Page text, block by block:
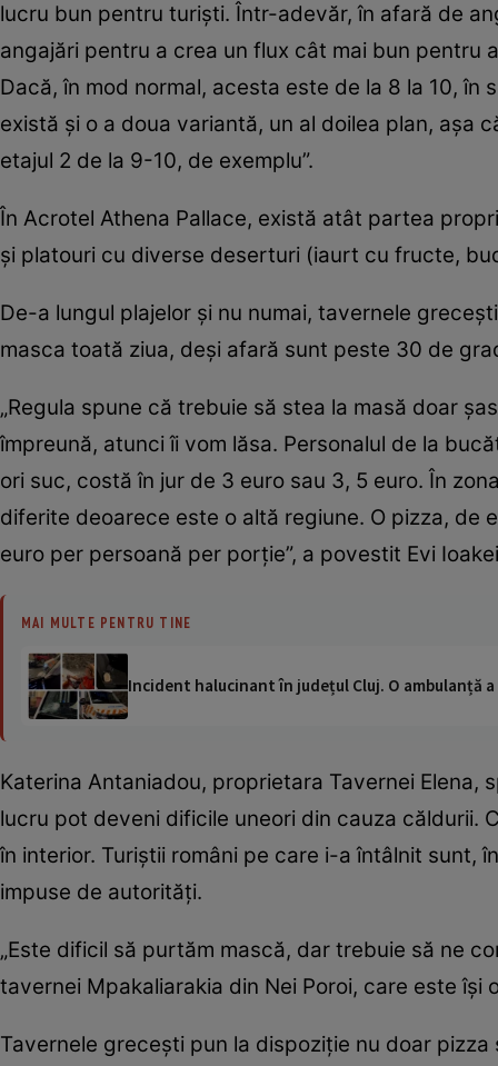
lucru bun pentru turişti. Într-adevăr, în afară de
angajări pentru a crea un flux cât mai bun pentru
Dacă, în mod normal, acesta este de la 8 la 10, în
există şi o a doua variantă, un al doilea plan, aşa
etajul 2 de la 9-10, de exemplu”.
În Acrotel Athena Pallace, există atât partea
şi platouri cu diverse deserturi (iaurt cu fructe,
De-a lungul plajelor şi nu numai, tavernele
masca toată ziua, deşi afară sunt peste 30 de
„Regula spune că trebuie să stea la masă doar
împreună, atunci îi vom lăsa. Personalul de la
ori suc, costă în jur de 3 euro sau 3, 5 euro. În
diferite deoarece este o altă regiune. O pizza,
euro per persoană per porţie”, a povestit Evi
MAI MULTE PENTRU TINE
Incident halucinant în județul Cluj. O ambulanță
Katerina Antaniadou, proprietara Tavernei Elena,
lucru pot deveni dificile uneori din cauza căldurii.
în interior. Turiştii români pe care i-a întâlnit sunt,
impuse de autorităţi.
„Este dificil să purtăm mască, dar trebuie să ne
tavernei Mpakaliarakia din Nei Poroi, care este
Tavernele greceşti pun la dispoziţie nu doar